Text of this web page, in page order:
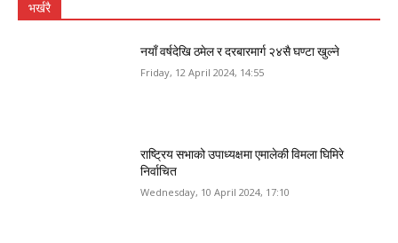
भर्खरै
नयाँ वर्षदेखि ठमेल र दरबारमार्ग २४सै घण्टा खुल्ने
Friday, 12 April 2024, 14:55
राष्ट्रिय सभाको उपाध्यक्षमा एमालेकी विमला घिमिरे
निर्वाचित
Wednesday, 10 April 2024, 17:10